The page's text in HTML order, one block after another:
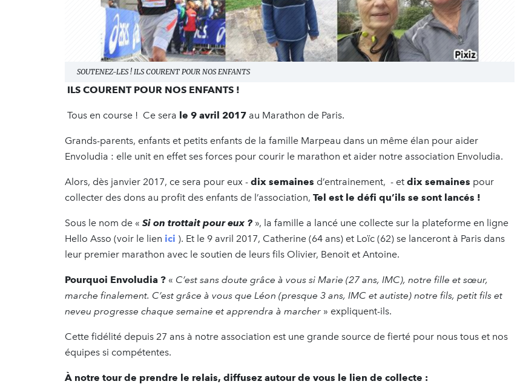
SOUTENEZ-LES ! ILS COURENT POUR NOS ENFANTS
ILS COURENT POUR NOS ENFANTS !
Tous en course ! Ce sera le 9 avril 2017 au Marathon de Paris.
Grands-parents, enfants et petits enfants de la famille Marpeau dans un même élan pour aider
Envoludia : elle unit en effet ses forces pour courir le marathon et aider notre association Envoludia.
Alors, dès janvier 2017, ce sera pour eux - dix semaines d’entrainement, - et dix semaines pour
collecter des dons au profit des enfants de l’association, Tel est le défi qu’ils se sont lancés !
Sous le nom de «Si on trottait pour eux ? », la famille a lancé une collecte sur la plateforme en ligne
Hello Asso (voir le lien ici ). Et le 9 avril 2017, Catherine (64 ans) et Loïc (62) se lanceront à Paris dans
leur premier marathon avec le soutien de leurs fils Olivier, Benoit et Antoine.
Pourquoi Envoludia ? « C’est sans doute grâce à vous si Marie (27 ans, IMC), notre fille et sœur,
marche finalement. C’est grâce à vous que Léon (presque 3 ans, IMC et autiste) notre fils, petit fils et
neveu progresse chaque semaine et apprendra à marcher » expliquent-ils.
Cette fidélité depuis 27 ans à notre association est une grande source de fierté pour nous tous et nos
équipes si compétentes.
À notre tour de prendre le relais, diffusez autour de vous le lien de collecte :